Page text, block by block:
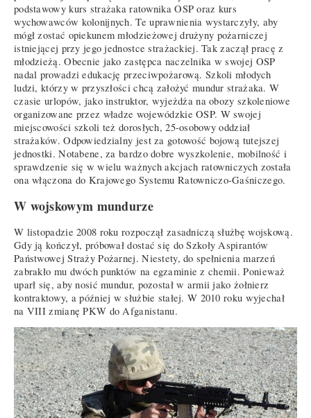
podstawowy kurs strażaka ratownika OSP oraz kurs
wychowawców kolonijnych. Te uprawnienia wystarczyły, aby
mógł zostać opiekunem młodzieżowej drużyny pożarniczej
istniejącej przy jego jednostce strażackiej. Tak zaczął pracę z
młodzieżą. Obecnie jako zastępca naczelnika w swojej OSP
nadal prowadzi edukację przeciwpożarową. Szkoli młodych
ludzi, którzy w przyszłości chcą założyć mundur strażaka. W
czasie urlopów, jako instruktor, wyjeżdża na obozy szkoleniowe
organizowane przez władze wojewódzkie OSP. W swojej
miejscowości szkoli też dorosłych, 25-osobowy oddział
strażaków. Odpowiedzialny jest za gotowość bojową tutejszej
jednostki. Notabene, za bardzo dobre wyszkolenie, mobilność i
sprawdzenie się w wielu ważnych akcjach ratowniczych została
ona włączona do Krajowego Systemu Ratowniczo-Gaśniczego.
W wojskowym mundurze
W listopadzie 2008 roku rozpoczął zasadniczą służbę wojskową.
Gdy ją kończył, próbował dostać się do Szkoły Aspirantów
Państwowej Straży Pożarnej. Niestety, do spełnienia marzeń
zabrakło mu dwóch punktów na egzaminie z chemii. Ponieważ
uparł się, aby nosić mundur, pozostał w armii jako żołnierz
kontraktowy, a później w służbie stałej. W 2010 roku wyjechał
na VIII zmianę PKW do Afganistanu.